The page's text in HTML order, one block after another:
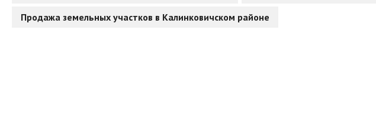
Продажа земельных участков в Калинковичском районе